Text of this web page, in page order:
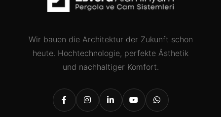
Wir bauen die Architektur der Zukunft schon
heute. Hochtechnologie, perfekte Ästhetik
und nachhaltiger Komfort.